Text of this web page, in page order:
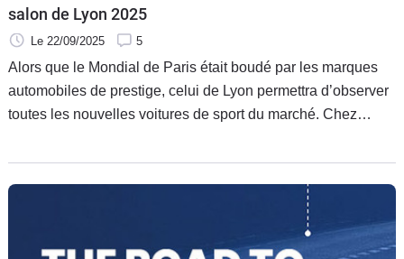
salon de Lyon 2025
Le 22/09/2025 5
Alors que le Mondial de Paris était boudé par les marques
automobiles de prestige, celui de Lyon permettra d’observer
toutes les nouvelles voitures de sport du marché. Chez
Huracan. Avec une technologie très différente !